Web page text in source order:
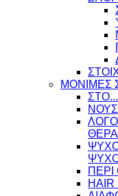
ΜΟΝΙΜΕΣ
ΝΟΥΣ
ΠΕΡΙ
HAIR